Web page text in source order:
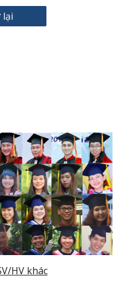
lại
HV khác